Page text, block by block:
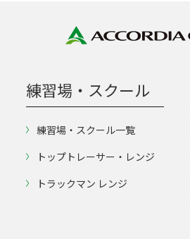
練習場・スクール
練習場・スクール一覧
トップトレーサー・レンジ
トラックマン レンジ